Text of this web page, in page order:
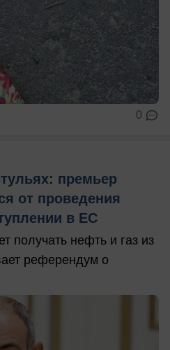
0
премьер
от проведения
в ЕС
получать нефть и газ из
референдум о